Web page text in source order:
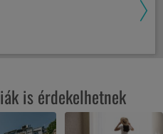
is érdekelhetnek